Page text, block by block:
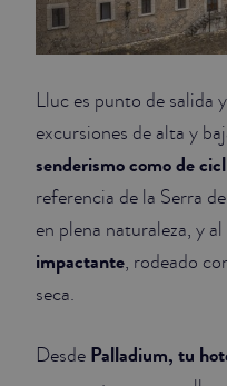
Lluc es punto de salida
excursiones de alta y
senderismo como de
referencia de la Serra
en plena naturaleza, y
impactante, rodeado
seca.
Desde Palladium, tu